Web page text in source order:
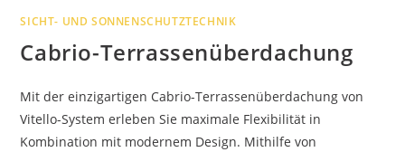
SICHT- UND SONNENSCHUTZTECHNIK
Cabrio-Terrassenüberdachung
Mit der einzigartigen Cabrio-Terrassenüberdachung von
Vitello-System erleben Sie maximale Flexibilität in
Kombination mit modernem Design. Mithilfe von